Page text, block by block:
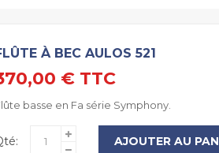
À BEC AULOS 521
€ TTC
basse en Fa série Symphony.
AJOUTER AU